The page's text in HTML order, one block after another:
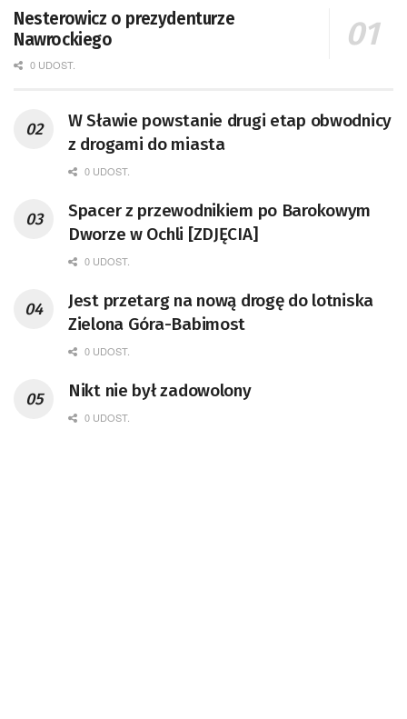
Nesterowicz o prezydenturze
Nawrockiego
0 UDOST.
W Sławie powstanie drugi etap obwodnicy
z drogami do miasta
0 UDOST.
Spacer z przewodnikiem po Barokowym
Dworze w Ochli [ZDJĘCIA]
0 UDOST.
Jest przetarg na nową drogę do lotniska
Zielona Góra-Babimost
0 UDOST.
Nikt nie był zadowolony
0 UDOST.